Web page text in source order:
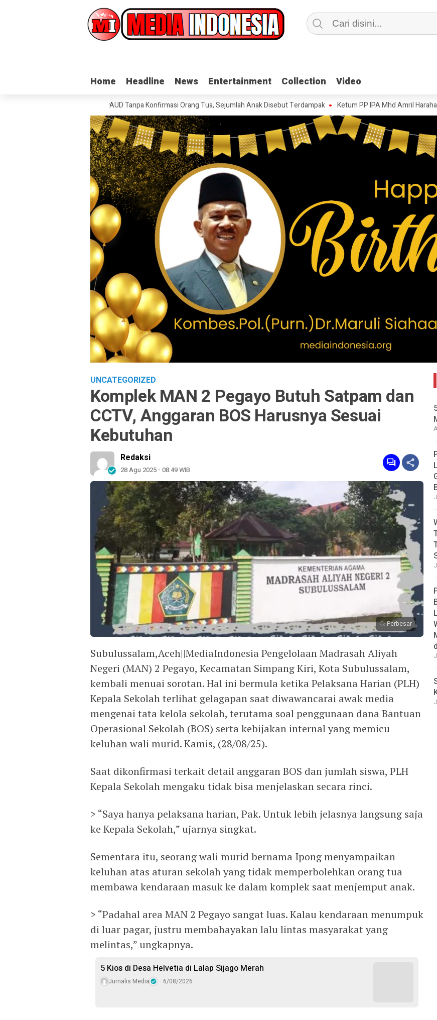
Home Headline News Entertainment Collection Video
Home Headline News Entertainment Collection Video
Dimasukkan ke Data PAUD Tanpa Konfirmasi Orang Tua, Sejumlah Anak Disebut Terdampak Ketum PP IPA Mhd Amril Harahap
UNCATEGORIZED
Komplek MAN 2 Pegayo Butuh Satpam dan
CCTV, Anggaran BOS Harusnya Sesuai
Kebutuhan
Redaksi
28 Agu 2025 - 08:49 WIB
Perbesar
Subulussalam,Aceh||MediaIndonesia Pengelolaan Madrasah Aliyah
Negeri (MAN) 2 Pegayo, Kecamatan Simpang Kiri, Kota Subulussalam,
kembali menuai sorotan. Hal ini bermula ketika Pelaksana Harian (PLH)
Kepala Sekolah terlihat gelagapan saat diwawancarai awak media
mengenai tata kelola sekolah, terutama soal penggunaan dana Bantuan
Operasional Sekolah (BOS) serta kebijakan internal yang memicu
keluhan wali murid. Kamis, (28/08/25).
Saat dikonfirmasi terkait detail anggaran BOS dan jumlah siswa, PLH
Kepala Sekolah mengaku tidak bisa menjelaskan secara rinci.
> “Saya hanya pelaksana harian, Pak. Untuk lebih jelasnya langsung saja
ke Kepala Sekolah,” ujarnya singkat.
Sementara itu, seorang wali murid bernama Ipong menyampaikan
keluhan atas aturan sekolah yang tidak memperbolehkan orang tua
membawa kendaraan masuk ke dalam komplek saat menjemput anak.
> “Padahal area MAN 2 Pegayo sangat luas. Kalau kendaraan menumpuk
di luar pagar, justru membahayakan lalu lintas masyarakat yang
melintas,” ungkapnya.
5 Kios di Desa Helvetia di Lalap Sijago Merah
Jurnalis Media 6/08/2026